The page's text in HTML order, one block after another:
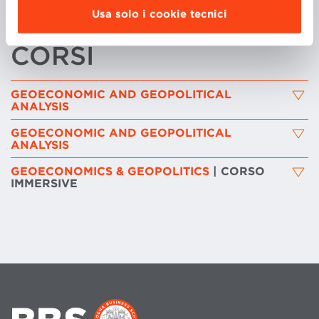
Usa solo i cookie tecnici
CORSI
GEOECONOMIC AND GEOPOLITICAL
ANALYSIS
GEOECONOMIC AND GEOPOLITICAL
ANALYSIS
GEOECONOMICS & GEOPOLITICS
| CORSO
IMMERSIVE